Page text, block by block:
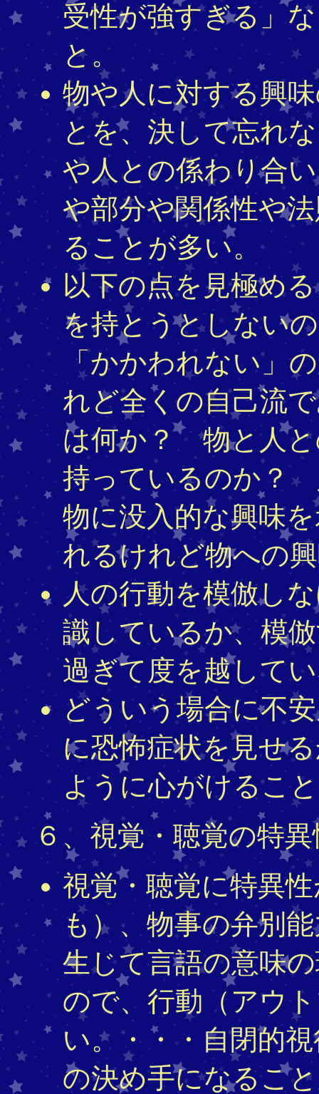
受性が強すぎる」
と。
物や人に対する興
とを、決して忘れ
や人との係わり合
や部分や関係性や
ることが多い。
以下の点を見極め
を持とうとしない
「かかわれない」
れど全くの自己流
は何か？ 物と人と
持っているのか？
物に没入的な興味
れるけれど物への
人の行動を模倣し
識しているか、模
過ぎて度を越して
どういう場合に不
に恐怖症状を見せ
ように心がけるこ
６、視覚・聴覚の特
視覚・聴覚に特異
も）、物事の弁別
生じて言語の意味
ので、行動（アウ
い。・・・自閉的
の決め手になるこ